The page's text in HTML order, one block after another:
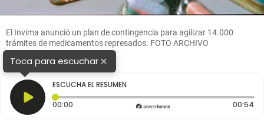
El Invima anunció un plan de contingencia para agilizar 14.000
trámites de medicamentos represados. FOTO ARCHIVO
Toca para escuchar×
ESCUCHA EL RESUMEN
00:00 Tiempo transcurrido: 0 segundos 00:54